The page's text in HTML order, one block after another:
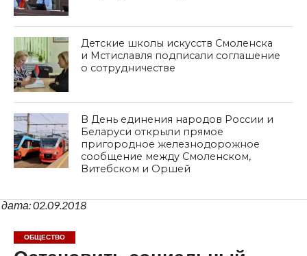
Детские школы искусств Смоленска
и Мстиславля подписали соглашение
о сотрудничестве
В День единения народов России и
Беларуси открыли прямое
пригородное железнодорожное
сообщение между Смоленском,
Витебском и Оршей
дата: 02.09.2018
ОБЩЕСТВО